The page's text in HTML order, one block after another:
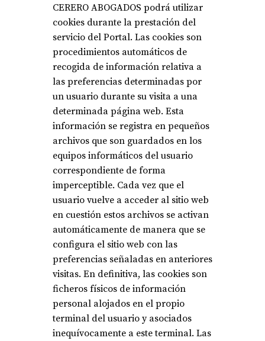
CERERO ABOGADOS podrá utilizar
cookies durante la prestación del
servicio del Portal. Las cookies son
procedimientos automáticos de
recogida de información relativa a
las preferencias determinadas por
un usuario durante su visita a una
determinada página web. Esta
información se registra en pequeños
archivos que son guardados en los
equipos informáticos del usuario
correspondiente de forma
imperceptible. Cada vez que el
usuario vuelve a acceder al sitio web
en cuestión estos archivos se activan
automáticamente de manera que se
configura el sitio web con las
preferencias señaladas en anteriores
visitas. En definitiva, las cookies son
ficheros físicos de información
personal alojados en el propio
terminal del usuario y asociados
inequívocamente a este terminal. Las